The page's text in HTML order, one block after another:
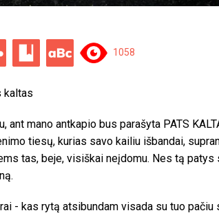
1058
kaltas
ant mano antkapio bus parašyta PATS
tiesų, kurias savo kailiu išbandai,
tas, beje, visiškai neįdomu. Nes tą patys
- kas rytą atsibundam visada su tuo pačiu